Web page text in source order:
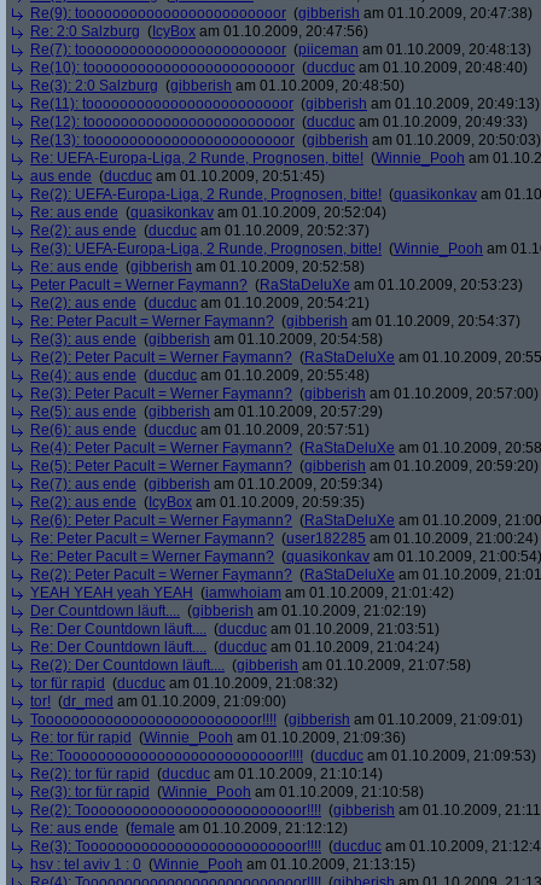
Re(9): toooooooooooooooooooooooor (gibberish am 01.10.2009, 20:47:38)
Re: 2:0 Salzburg ( IcyBox am 01.10.2009, 20:47:56)
Re(7): toooooooooooooooooooooooor (piiceman am 01.10.2009, 20:48:13)
Re(10): toooooooooooooooooooooooor (ducduc am 01.10.2009, 20:48:40)
Re(3): 2:0 Salzburg (gibberish am 01.10.2009, 20:48:50)
Re(11): toooooooooooooooooooooooor (gibberish am 01.10.2009, 20:49:13)
Re(12): toooooooooooooooooooooooor (ducduc am 01.10.2009, 20:49:33)
Re(13): toooooooooooooooooooooooor (gibberish am 01.10.2009, 20:50:03)
Re: UEFA-Europa-Liga, 2 Runde, Prognosen, bitte! (Winnie_Pooh am
aus ende (ducduc am 01.10.2009, 20:51:45)
Re(2): UEFA-Europa-Liga, 2 Runde, Prognosen, bitte! (quasikonkav am
Re: aus ende (quasikonkav am 01.10.2009, 20:52:04)
Re(2): aus ende (ducduc am 01.10.2009, 20:52:37)
Re(3): UEFA-Europa-Liga, 2 Runde, Prognosen, bitte! (Winnie_Pooh am
Re: aus ende (gibberish am 01.10.2009, 20:52:58)
Peter Pacult = Werner Faymann? (RaStaDeluXe am 01.10.2009, 20:53:23)
Re(2): aus ende (ducduc am 01.10.2009, 20:54:21)
Re: Peter Pacult = Werner Faymann? (gibberish am 01.10.2009, 20:54:37)
Re(3): aus ende (gibberish am 01.10.2009, 20:54:58)
Re(2): Peter Pacult = Werner Faymann? (RaStaDeluXe am 01.10.2009,
Re(4): aus ende (ducduc am 01.10.2009, 20:55:48)
Re(3): Peter Pacult = Werner Faymann? (gibberish am 01.10.2009, 20:57:00)
Re(5): aus ende (gibberish am 01.10.2009, 20:57:29)
Re(6): aus ende (ducduc am 01.10.2009, 20:57:51)
Re(4): Peter Pacult = Werner Faymann? (RaStaDeluXe am 01.10.2009,
Re(5): Peter Pacult = Werner Faymann? (gibberish am 01.10.2009, 20:59:20)
Re(7): aus ende (gibberish am 01.10.2009, 20:59:34)
Re(2): aus ende ( IcyBox am 01.10.2009, 20:59:35)
Re(6): Peter Pacult = Werner Faymann? (RaStaDeluXe am 01.10.2009,
Re: Peter Pacult = Werner Faymann? (user182285 am 01.10.2009, 21:00:24)
Re: Peter Pacult = Werner Faymann? (quasikonkav am 01.10.2009, 21:00:54)
Re(2): Peter Pacult = Werner Faymann? (RaStaDeluXe am 01.10.2009,
YEAH YEAH yeah YEAH (iamwhoiam am 01.10.2009, 21:01:42)
Der Countdown läuft.... (gibberish am 01.10.2009, 21:02:19)
Re: Der Countdown läuft.... (ducduc am 01.10.2009, 21:03:51)
Re: Der Countdown läuft.... (ducduc am 01.10.2009, 21:04:24)
Re(2): Der Countdown läuft.... (gibberish am 01.10.2009, 21:07:58)
tor für rapid (ducduc am 01.10.2009, 21:08:32)
tor! (dr_med am 01.10.2009, 21:09:00)
Toooooooooooooooooooooooooor!!!! (gibberish am 01.10.2009, 21:09:01)
Re: tor für rapid (Winnie_Pooh am 01.10.2009, 21:09:36)
Re: Toooooooooooooooooooooooooor!!!! (ducduc am 01.10.2009, 21:09:53)
Re(2): tor für rapid (ducduc am 01.10.2009, 21:10:14)
Re(3): tor für rapid (Winnie_Pooh am 01.10.2009, 21:10:58)
Re(2): Toooooooooooooooooooooooooor!!!! (gibberish am 01.10.2009,
Re: aus ende (female am 01.10.2009, 21:12:12)
Re(3): Toooooooooooooooooooooooooor!!!! (ducduc am 01.10.2009,
hsv : tel aviv 1 : 0 (Winnie_Pooh am 01.10.2009, 21:13:15)